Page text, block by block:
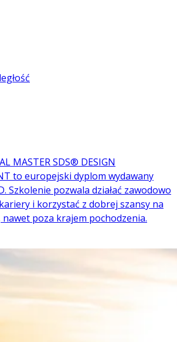
MASTER SDS® DESIGN
to europejski dyplom wydawany
Szkolenie pozwala działać zawodowo
i korzystać z dobrej szansy na
poza krajem pochodzenia.